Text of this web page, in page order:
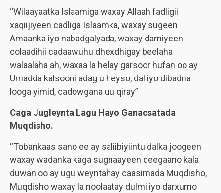
“Wilaayaatka Islaamiga waxay Allaah fadligii
xaqiijiyeen cadliga Islaamka, waxay sugeen
Amaanka iyo nabadgalyada, waxay damiyeen
colaadihii cadaawuhu dhexdhigay beelaha
walaalaha ah, waxaa la helay garsoor hufan oo ay
Umadda kalsooni adag u heyso, dal iyo dibadna
looga yimid, cadowgana uu qiray”
Caga Jugleynta Lagu Hayo Ganacsatada
Muqdisho.
“Tobankaas sano ee ay saliibiyiintu dalka joogeen
waxay wadanka kaga sugnaayeen deegaano kala
duwan oo ay ugu weyntahay caasimada Muqdisho,
Muqdisho waxay la noolaatay dulmi iyo darxumo